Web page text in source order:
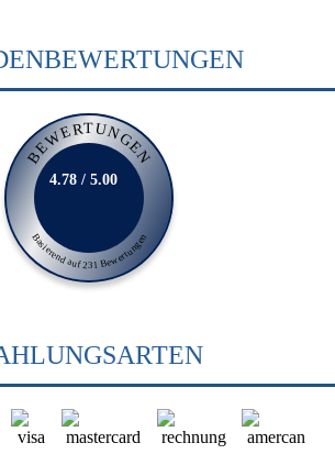
BEWERTUNGEN
Basierend auf 231 Bewertungen
4.78 / 5.00